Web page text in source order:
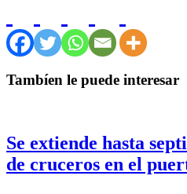
Tambíen le puede interesar
Se extiende hasta
de cruceros en el